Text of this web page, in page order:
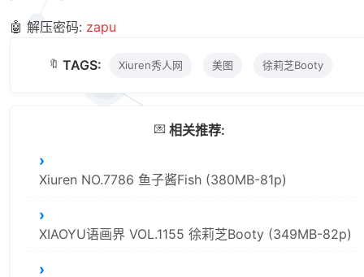
🤖 解压密码: zapu
🔖 TAGS: Xiuren秀人网 美图 徐莉芝Booty
💌 相关推荐:
Xiuren NO.7786 鱼子酱Fish (380MB-81p)
XIAOYU语画界 VOL.1155 徐莉芝Booty (349MB-82p)